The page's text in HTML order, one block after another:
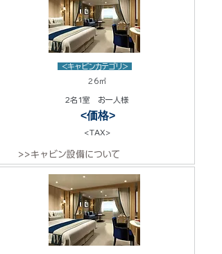
<キャビンカテゴリ>
26㎡
2名1室 お一人様
<価格>
<TAX>
>>キャビン設備について